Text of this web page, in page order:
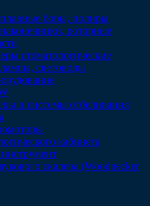
боры, полиры
роторные
стоматологические
световоды
и системы отбеливания
кабинета
скалера (Woodpecker